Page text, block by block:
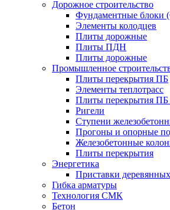
Дорожное строительство
Фундаментные блоки
Элементы колодцев
Плиты дорожные
Плиты ПДН
Плиты дорожные
Промышленное
Плиты перекрытия ПБ
Элементы теплотрасс
Плиты перекрытия
Ригели
Ступени
Прогоны и опорные
Железобетонные
Плиты перекрытия
Энергетика
Приставки
Гибка арматуры
Технология СМК
Бетон